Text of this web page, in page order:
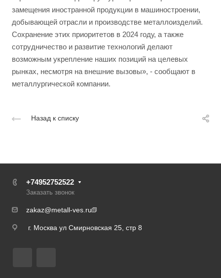
замещения иностранной продукции в машиностроении,
добывающей отрасли и производстве металлоизделий.
Сохранение этих приоритетов в 2024 году, а также
сотрудничество и развитие технологий делают
возможным укрепление наших позиций на целевых
рынках, несмотря на внешние вызовы», - сообщают в
металлургической компании.
Назад к списку
+74952752522
Заказать звонок
zakaz@metall-ves.ru
г. Москва ул Смирновская 25, стр 8